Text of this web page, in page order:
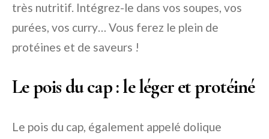
très nutritif. Intégrez-le dans vos soupes, vos
purées, vos curry… Vous ferez le plein de
protéines et de saveurs !
Le pois du cap : le léger et protéiné
Le pois du cap, également appelé dolique